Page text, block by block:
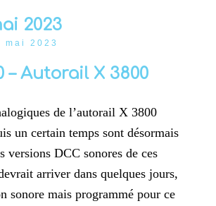
2023
mai 2023
– Autorail X 3800
de l’autorail X 3800
un certain temps sont désormais
versions DCC sonores de ces
arriver dans quelques jours,
sonore mais programmé pour ce